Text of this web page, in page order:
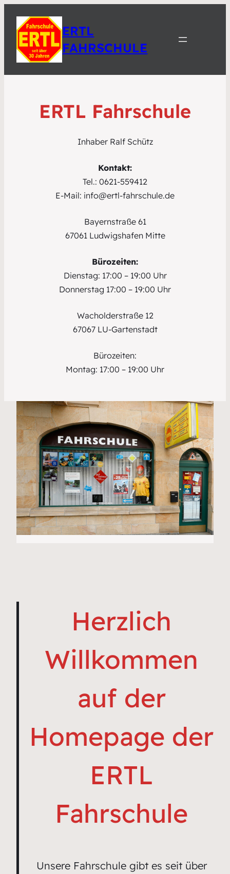
ERTL
FAHRSCHULE
ERTL Fahrschule
Inhaber Ralf Schütz
Kontakt:
Tel.: 0621-559412
E-Mail: info@ertl-fahrschule.de
Bayernstraße 61
67061 Ludwigshafen Mitte
Bürozeiten:
Dienstag: 17:00 – 19:00 Uhr
Donnerstag 17:00 – 19:00 Uhr
Wacholderstraße 12
67067 LU-Gartenstadt
Bürozeiten:
Montag: 17:00 – 19:00 Uhr
Herzlich
Willkommen
auf der
Homepage der
ERTL
Fahrschule
Unsere Fahrschule gibt es seit über